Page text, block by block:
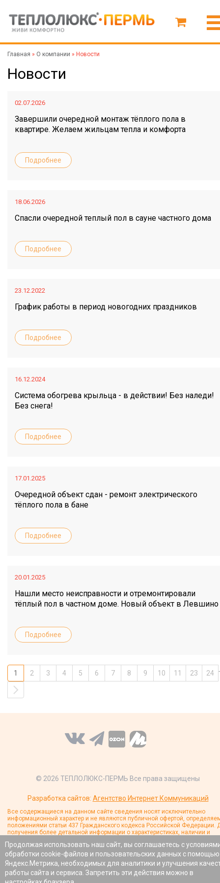
Главная » О компании » Новости
Новости
02.07.2026
Завершили очередной монтаж тёплого пола в
квартире. Желаем жильцам тепла и комфорта
Подробнее
18.06.2026
Спасли очередной теплый пол в сауне частного дома
Подробнее
23.12.2022
График работы в период новогодних праздников
Подробнее
16.12.2024
Система обогрева крыльца - в действии! Без наледи!
Без снега!
Подробнее
17.01.2025
Очередной объект сдан - ремонт электрического
тёплого пола в бане
Подробнее
20.01.2025
Нашли место неисправности и отремонтировали
тёплый пол в частном доме. Новый объект в Левшино
Подробнее
1 2 3 4 5 6 7 8 9 10 11 23 24
© 2026 ТЕПЛОЛЮКС-ПЕРМЬ Все права защищены
Разработка сайтов: Агентство Интернет Коммуникаций
Все содержащиеся на данном сайте сведения носят исключительно
информационный характер и не являются публичной офертой,
положениями статьи 437 Гражданского кодекса Российской Федерации.
получения более детальной информации о характеристиках, наличии и
Продолжая использовать наш сайт, вы соглашаетесь с
обработки cookie-файлов и пользовательских данных с помощью
Яндекс.Метрика, необходимых для аналитики и улучшения
работы сайта и сервиса. Запретить эти действия можно в